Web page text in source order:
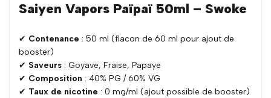
Saiyen Vapors Païpaï 50ml – Swoke
✔ Contenance : 50 ml (flacon de 60 ml pour ajout de
booster)
✔ Saveurs : Goyave, Fraise, Papaye
✔ Composition : 40% PG / 60% VG
✔ Taux de nicotine : 0 mg/ml (ajout possible de booster)